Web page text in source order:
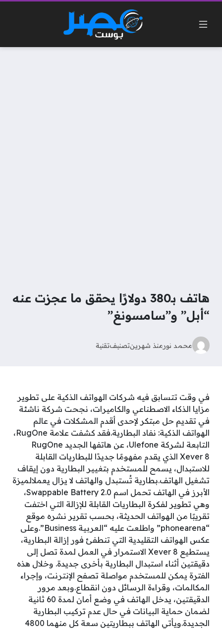
هاتف بـ380 دولارًا يحقق ما عجزت عنه
“أبل” و”سامسونغ”
محمد نورمنذ شهرينتصنيفتقنية
في وقت تتسابق فيه شركات الهواتف الذكية على تطوير
مزايا الذكاء الاصطناعي والكاميرات، نجحت شركة ناشئة
في تقديم حل مبتكر لإحدى أقدم المشكلات في عالم
الهواتف الذكية: نفاد البطارية.فقد كشفت علامة RugOne،
التابعة لشركة Ulefone، عن هاتفها الجديد RugOne
Xever 8 الذي يقدم مفهومًا جديدًا للبطاريات القابلة
للاستبدال، يسمح للمستخدم بتغيير البطارية دون إيقاف
تشغيل الهاتف.بطارية تُستبدل والهاتف لا يزال يعملالميزة
الأبرز في الهاتف تحمل اسم Swappable Battery 2.0،
وهي تطوير لفكرة البطاريات القابلة للإزالة التي اختفت
تقريبًا من الهواتف الحديثة، بحسب تقرير نشره موقع
“phonearena” واطلعت عليه “العربية Business”.وعلى
عكس الهواتف التقليدية التي تنطفئ فور إزالة البطارية،
يستطيع Xever 8 الاستمرار في العمل لمدة تصل إلى
دقيقتين أثناء استبدال البطارية بأخرى جديدة. وخلال هذه
الفترة يمكن للمستخدم مواصلة تصفح الإنترنت، وإجراء
المكالمات، وقراءة الرسائل دون انقطاع.وبعد مرور
الدقيقتين، يدخل الهاتف في وضع أمان لمدة 60 ثانية
لضمان حماية البيانات في حال عدم تركيب البطارية
الجديدة.ويأتي الهاتف ببطاريتين سعة كل منهما 4800